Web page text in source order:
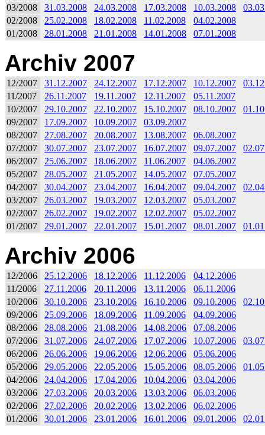
03/2008
31.03.2008 24.03.2008 17.03.2008 10.03.2008
02/2008
25.02.2008 18.02.2008 11.02.2008
04.02.2008
01/2008
28.01.2008 21.01.2008 14.01.2008 07.01.2008
Archiv 2007
12/2007 31.12.2007 24.12.2007 17.12.2007 10.12.2007
11/2007
26.11.2007 19.11.2007 12.11.2007
05.11.2007
10/2007
29.10.2007 22.10.2007 15.10.2007 08.10.2007
09/2007
17.09.2007 10.09.2007
03.09.2007
08/2007
27.08.2007 20.08.2007 13.08.2007
06.08.2007
07/2007
30.07.2007 23.07.2007 16.07.2007 09.07.2007
06/2007
25.06.2007 18.06.2007 11.06.2007
04.06.2007
05/2007
28.05.2007 21.05.2007 14.05.2007
07.05.2007
04/2007
30.04.2007 23.04.2007 16.04.2007 09.04.2007
03/2007
26.03.2007 19.03.2007 12.03.2007
05.03.2007
02/2007
26.02.2007 19.02.2007 12.02.2007
05.02.2007
01/2007
29.01.2007 22.01.2007 15.01.2007 08.01.2007
Archiv 2006
12/2006 25.12.2006 18.12.2006 11.12.2006
04.12.2006
11/2006
27.11.2006 20.11.2006 13.11.2006
06.11.2006
10/2006
30.10.2006 23.10.2006 16.10.2006 09.10.2006
09/2006
25.09.2006 18.09.2006 11.09.2006
04.09.2006
08/2006
28.08.2006 21.08.2006 14.08.2006
07.08.2006
07/2006
31.07.2006 24.07.2006 17.07.2006 10.07.2006
06/2006
26.06.2006 19.06.2006 12.06.2006
05.06.2006
05/2006
29.05.2006 22.05.2006 15.05.2006 08.05.2006
04/2006
24.04.2006 17.04.2006 10.04.2006
03.04.2006
03/2006
27.03.2006 20.03.2006 13.03.2006
06.03.2006
02/2006
27.02.2006 20.02.2006 13.02.2006
06.02.2006
01/2006
30.01.2006 23.01.2006 16.01.2006 09.01.2006